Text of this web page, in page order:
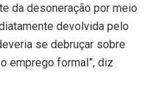
da desoneração por meio
devolvida pelo
se debruçar sobre
emprego formal”, diz